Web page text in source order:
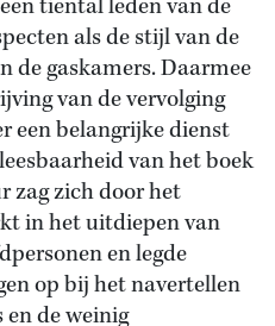
tiental leden van de
als de stijl van de
de gaskamers. Daarmee
van de vervolging
een belangrijke dienst
van het boek
zag zich door het
in het uitdiepen van
en legde
op bij het navertellen
de weinig